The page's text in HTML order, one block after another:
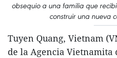
obsequio a una familia que
construir una nueva
Tuyen Quang, Vietnam
de la Agencia Vietnamita